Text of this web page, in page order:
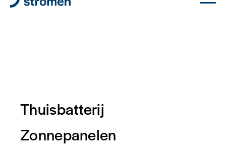
Thuisbatterij
Zonnepanelen
Slim inspelen op de energiemarkt
Ontdek hoe jij je energiekosten kan verlagen